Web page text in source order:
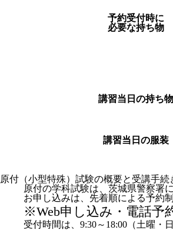
予約受付時に
必要な持ち物
講習当日の持ち物
講習当日の服装
原付（小型特殊）試験の概要と 受講手続
原付の学科試験は、茨城県警察署
お申し込みは、先着順による予約
※Web申し込み・電話予
受付時間は、9:30～18:00（土曜・